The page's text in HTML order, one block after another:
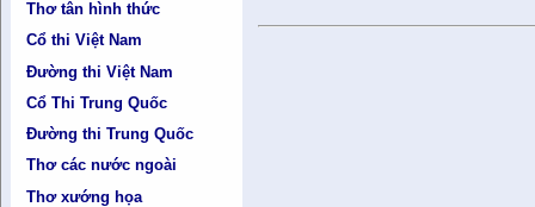
Thơ tân hình thức
Cổ thi Việt Nam
Đường thi Việt Nam
Cổ Thi Trung Quốc
Đường thi Trung Quốc
Thơ các nước ngoài
Thơ xướng họa